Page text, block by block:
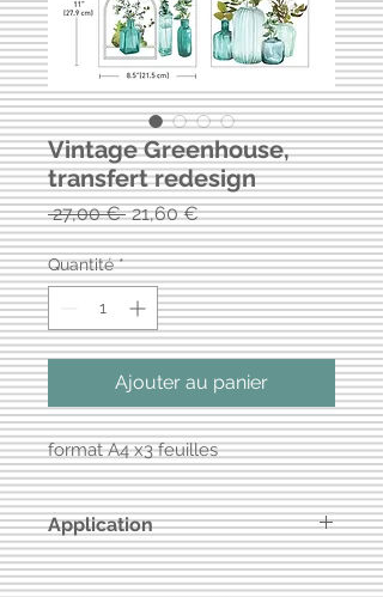
Vintage Greenhouse,
transfert redesign
27,00 € Prix
original
21,60 €Prix
promotionnel
Quantité *
Ajouter au panier
format A4 x3 feuilles
Application
Le bâtonnet d'application est inclus